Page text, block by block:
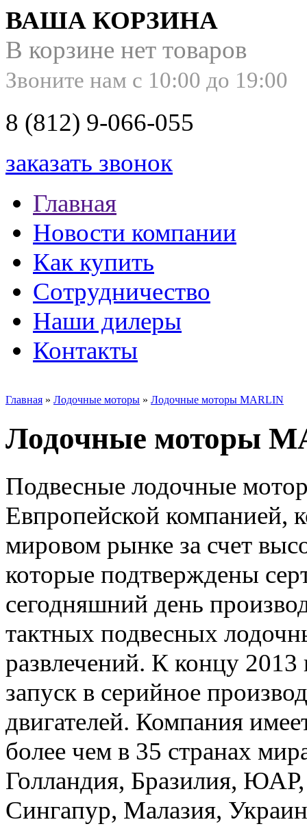
ВАША КОРЗИНА
В корзине нет товаров
Звоните нам с 10:00 до 19:00
8 (812) 9-066-055
заказать звонок
Главная
Новости компании
Как купить
Сотрудничество
Наши дилеры
Контакты
Главная » Лодочные моторы » Лодочные моторы MARLIN
Лодочные моторы
Подвесные лодочные
Евпропейской компанией,
мировом рынке за счет
которые подтверждены
сегодняшний день
тактных подвесных
развлечений. К концу 2013
запуск в серийное
двигателей. Компания
более чем в 35 странах
Голландия, Бразилия,
Сингапур, Малазия,